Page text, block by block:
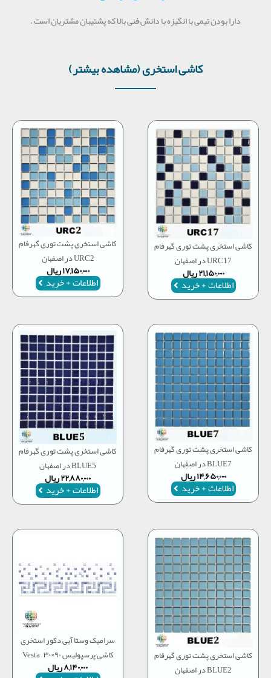
دارا بودن تیمی با انگیزه با دانش فنی بالا که پشتیبان مشتریان است .
کاشی استخری (مشاهده بیشتر)
کاشی استخری پشت توری گهرفام
URC17 در اصفهان
۲۱,۱۵۰,۰۰۰ریال
اطلاعات + خرید
کاشی استخری پشت توری گهرفام
URC2 در اصفهان
۱۷,۱۵۰,۰۰۰ریال
اطلاعات + خرید
کاشی استخری پشت توری گهرفام
BLUE7 در اصفهان
۱۴,۶۵۰,۰۰۰ریال
اطلاعات + خرید
کاشی استخری پشت توری گهرفام
BLUE5 در اصفهان
۲۲,۸۸۰,۰۰۰ریال
اطلاعات + خرید
کاشی استخری پشت توری گهرفام
BLUE2 در اصفهان
سرامیک وستا آبی دکور استخری
کاشی پرسپولیس ۹۰×۳۰ – Vesta
۸,۱۴۰,۰۰۰ریال